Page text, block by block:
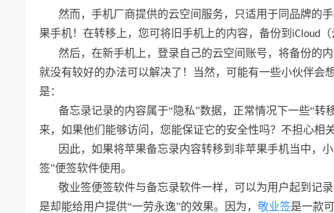
然而，手机厂商提供的云空间服务，只适用于同品牌的
果手机！在转移上，您可将旧手机上的内容，备份到 iCloud
然后，在新手机上，登录自己的云空间账号，将备份的
就没有较好的办法可以解决了！当然，可能有一些小伙伴会
是：
备忘录记录的内容属于“隐私”数据，正常情况下一些“
来，如果他们能够访问，您能保证它的安全性吗？不担心相
因此，如果将苹果备忘录内容转移到非苹果手机当中，
签”便签软件使用。
敬业签便签软件与备忘录软件一样，可以为用户起到记
是却能给用户提供“一劳永逸”的效果。因为， 敬业签是一款